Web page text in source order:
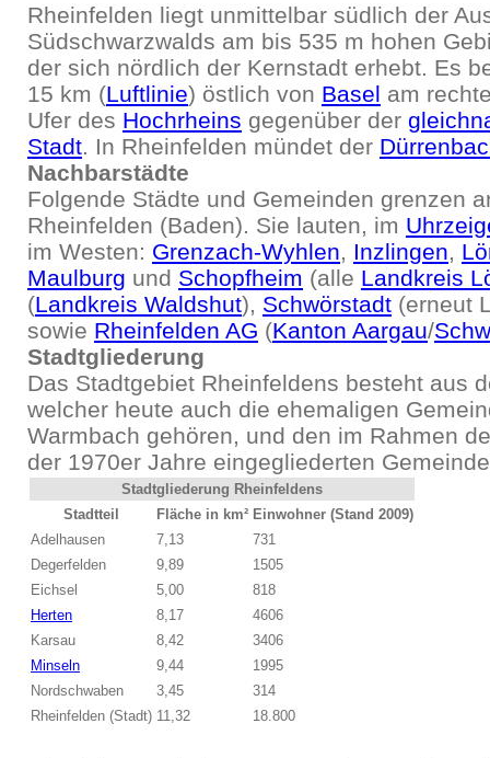
Rheinfelden liegt unmittelbar südlich der
Südschwarzwalds am bis 535 m hohen
der sich nördlich der Kernstadt erhebt. Es
15 km (Luftlinie) östlich von Basel am
Ufer des Hochrheins gegenüber der
Stadt. In Rheinfelden mündet der
Nachbarstädte
Folgende Städte und Gemeinden grenzen
Rheinfelden (Baden). Sie lauten, im
im Westen: Grenzach-Wyhlen, Inzlingen,
Maulburg und Schopfheim (alle Landkreis
(Landkreis Waldshut), Schwörstadt (erneut
sowie Rheinfelden AG (Kanton Aargau/
Stadtgliederung
Das Stadtgebiet Rheinfeldens besteht aus
welcher heute auch die ehemaligen
Warmbach gehören, und den im Rahmen
der 1970er Jahre eingegliederten
Stadtgliederung Rheinfeldens
Stadtteil
Fläche in km² Einwohner (Stand 2009)
Adelhausen
7,13
731
Degerfelden
9,89
1505
Eichsel
5,00
818
Herten
8,17
4606
Karsau
8,42
3406
Minseln
9,44
1995
Nordschwaben
3,45
314
Rheinfelden (Stadt) 11,32 18.800